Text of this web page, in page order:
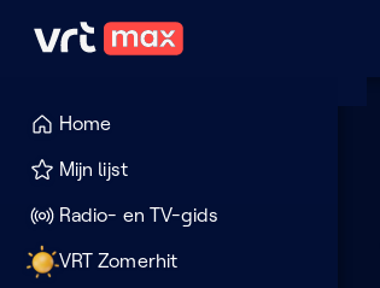
Naar hoofdinhoud
Home
Mijn lijst
Radio- en TV-gids
VRT Zomerhit